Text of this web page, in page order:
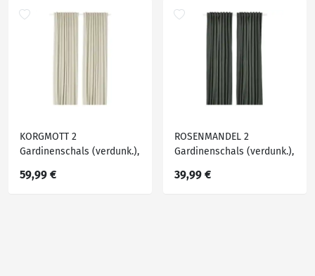
KORGMOTT 2
Gardinenschals (verdunk.),
145x300 cm
59,99 €
ROSENMANDEL 2
Gardinenschals (verdunk.),
Gardinenband, 135x300 cm
39,99 €